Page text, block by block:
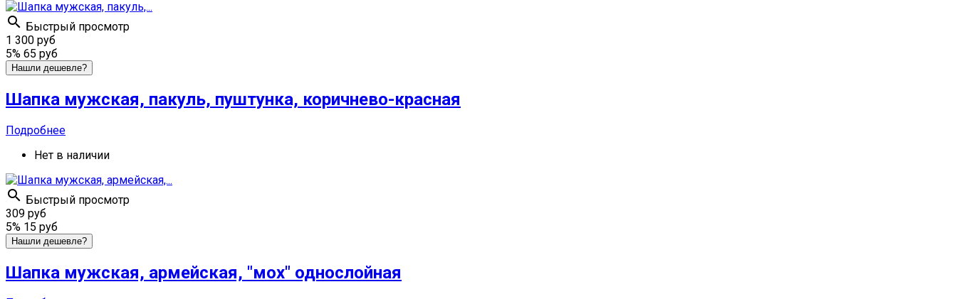
 Быстрый просмотр
1 300 руб
5% 65 руб
Нашли дешевле?
Шапка мужская, пакуль, пуштунка, коричнево-красная
Подробнее
Нет в наличии
 Быстрый просмотр
309 руб
5% 15 руб
Нашли дешевле?
Шапка мужская, армейская, "мох" однослойная